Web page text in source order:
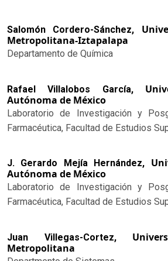
Salomón Cordero-Sánchez,
Metropolitana-Iztapalapa
Departamento de Química
Rafael Villalobos García,
Autónoma de México
Laboratorio de Investigación y
Farmacéutica, Facultad de Estudios
J. Gerardo Mejía Hernández,
Autónoma de México
Laboratorio de Investigación y
Farmacéutica, Facultad de Estudios
Juan Villegas-Cortez,
Metropolitana